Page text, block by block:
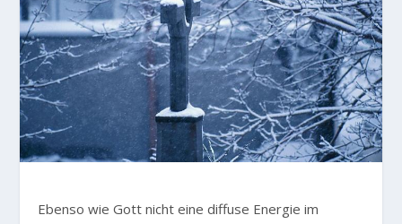
Ebenso wie Gott nicht eine diffuse Energie im